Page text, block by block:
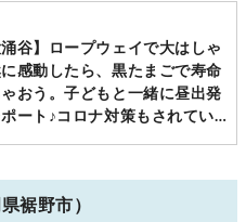
涌谷】ロープウェイで大はしゃ
感動したら、黒たまごで寿命
おう。子どもと一緒に昼出発
ート♪コロナ対策もされてい
裾野市）